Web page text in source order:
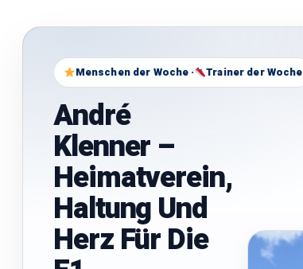
Menschen der Woche · Trainer der Woche
André
Klenner –
Heimatverein,
Haltung Und
Herz Für Die